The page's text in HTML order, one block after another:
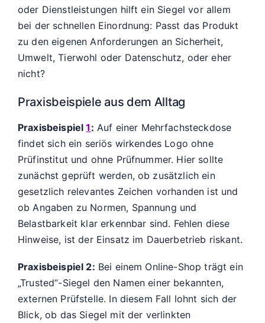
oder Dienstleistungen hilft ein Siegel vor allem
bei der schnellen Einordnung: Passt das Produkt
zu den eigenen Anforderungen an Sicherheit,
Umwelt, Tierwohl oder Datenschutz, oder eher
nicht?
Praxisbeispiele aus dem Alltag
Praxisbeispiel1 : Auf einer Mehrfachsteckdose
findet sich ein seriös wirkendes Logo ohne
Prüfinstitut und ohne Prüfnummer. Hier sollte
zunächst geprüft werden, ob zusätzlich ein
gesetzlich relevantes Zeichen vorhanden ist und
ob Angaben zu Normen, Spannung und
Belastbarkeit klar erkennbar sind. Fehlen diese
Hinweise, ist der Einsatz im Dauerbetrieb riskant.
Praxisbeispiel 2: Bei einem Online-Shop trägt ein
„Trusted“-Siegel den Namen einer bekannten,
externen Prüfstelle. In diesem Fall lohnt sich der
Blick, ob das Siegel mit der verlinkten